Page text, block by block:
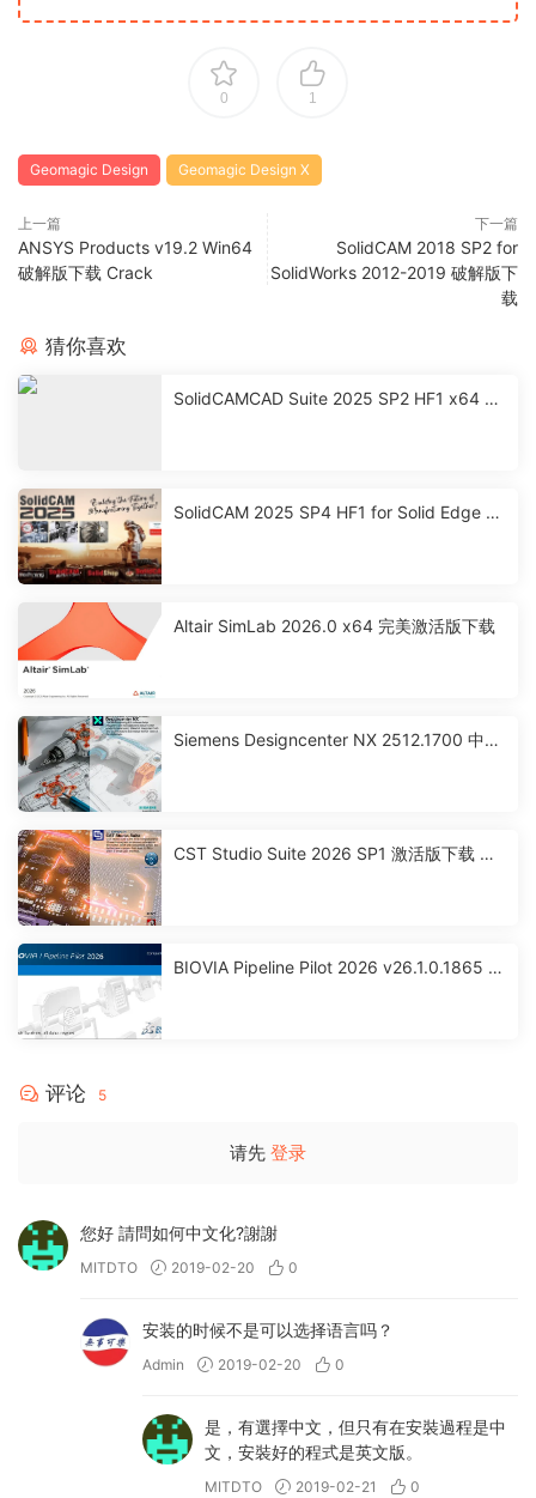
0 1
Geomagic Design Geomagic Design X
上一篇
ANSYS Products v19.2 Win64
破解版下载 Crack
下一篇
SolidCAM 2018 SP2 for
SolidWorks 2012-2019 破解版下
载
猜你喜欢
SolidCAMCAD Suite 2025 SP2 HF1 x64 激
SolidCAM 2025 SP4 HF1 for Solid Edge 激
Altair SimLab 2026.0 x64 完美激活版下载
Siemens Designcenter NX 2512.1700 中文
CST Studio Suite 2026 SP1 激活版下载 高
BIOVIA Pipeline Pilot 2026 v26.1.0.1865 x
评论 5
请先 登录
您好 請問如何中文化?謝謝
MITDTO 2019-02-20 0
安装的时候不是可以选择语言吗？
Admin 2019-02-20 0
是，有選擇中文，但只有在安裝過程是中
文，安裝好的程式是英文版。
MITDTO 2019-02-21 0